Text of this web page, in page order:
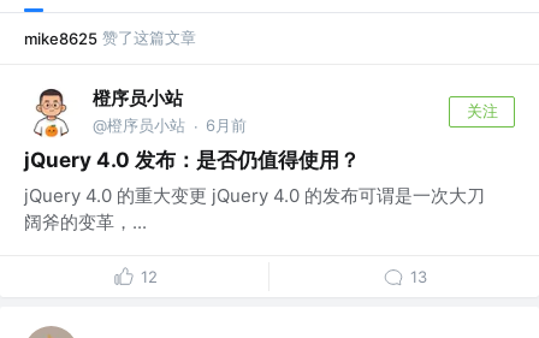
mike8625 赞了这篇文章
橙序员小站
@橙序员小站 · 6月前
关注
jQuery 4.0 发布：是否仍值得使用？
jQuery 4.0 的重大变更 jQuery 4.0 的发布可谓是一次大刀
阔斧的变革，...
12 13